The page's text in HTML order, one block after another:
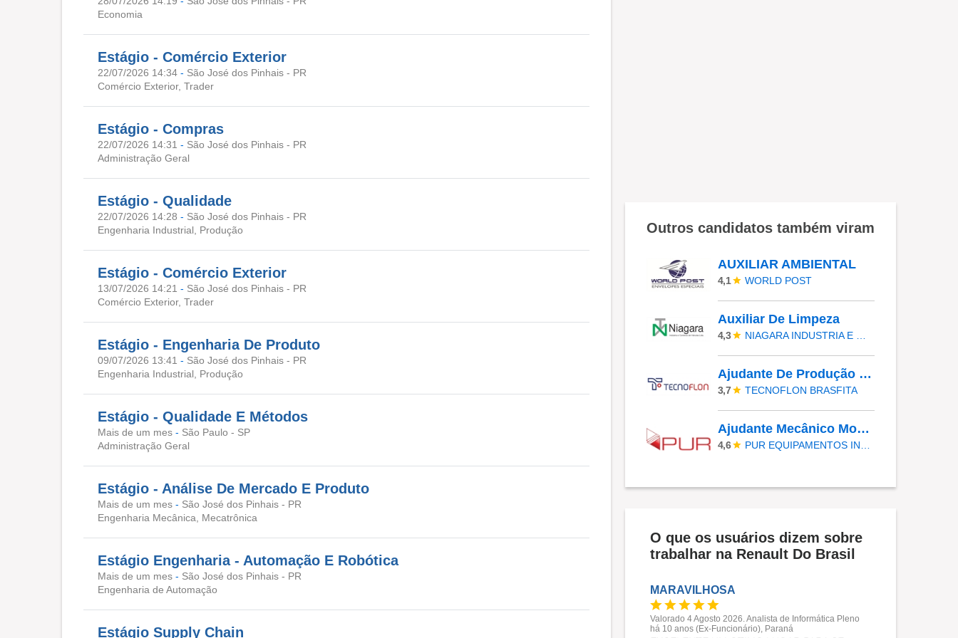
Economia
Estágio - Comércio Exterior
22/07/2026 14:34 - São José dos Pinhais - PR
Comércio Exterior, Trader
Estágio - Compras
22/07/2026 14:31 - São José dos Pinhais - PR
Administração Geral
Estágio - Qualidade
22/07/2026 14:28 - São José dos Pinhais - PR
Engenharia Industrial, Produção
Estágio - Comércio Exterior
13/07/2026 14:21 - São José dos Pinhais - PR
Comércio Exterior, Trader
Estágio - Engenharia De Produto
09/07/2026 13:41 - São José dos Pinhais - PR
Engenharia Industrial, Produção
Estágio - Qualidade E Métodos
Mais de um mes - São Paulo - SP
Administração Geral
Estágio - Análise De Mercado E Produto
Mais de um mes - São José dos Pinhais - PR
Engenharia Mecânica, Mecatrônica
Estágio Engenharia - Automação E Robótica
Mais de um mes - São José dos Pinhais - PR
Engenharia de Automação
Estágio Supply Chain
Outros candidatos também viram
AUXILIAR AMBIENTAL
4,1 WORLD POST
Auxiliar De Limpeza
4,3
Ajudante De Produção Industrial
3,7 TECNOFLON BRASFITA
Ajudante Mecânico Montador
4,6
O que os usuários dizem sobre
trabalhar na Renault Do Brasil
MARAVILHOSA
Valorado 4 Agosto 2026. Analista de Informática Pleno
há 10 anos (Ex-Funcionário), Paraná